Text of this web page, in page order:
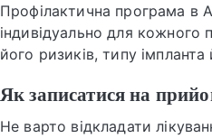
Профілактична програма в
індивідуально для кожного
його ризиків, типу імпланта
Як записатися на
Не варто відкладати